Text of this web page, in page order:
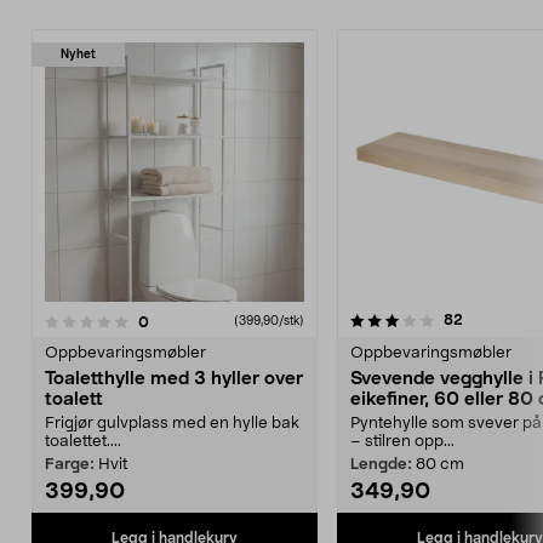
Nyhet
0anmeldelser (399,90/stk)
Oppbevaringsmøbler
Toaletthylle med 3 hyller over
toalett
Frigjør gulvplass med en hylle bak
toalettet....
Farge: Hvit
399,90
Legg i handlekurv
3.5 av 5 stjerner 82
Oppbevaringsmøbler
Svevende vegghylle i
eikefiner, 60 eller 80
Pyntehylle som svever
– stilren opp...
Lengde: 80 cm
349,90
Legg i handlekurv
3.5 av 5 stjerner